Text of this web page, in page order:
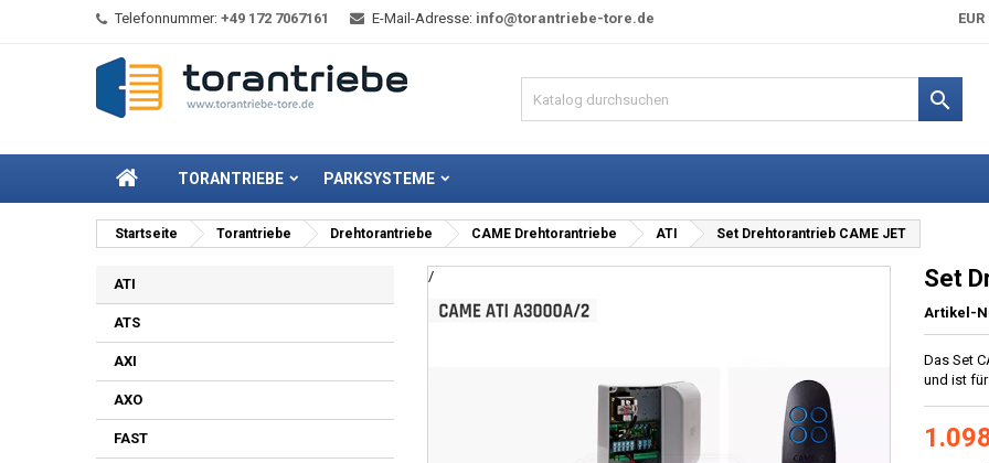
Telefonnummer: +49 172 7067161 E-Mail-Adresse: info@torantriebe-tore.de EUR

TORANTRIEBE PARKSYSTEME
Startseite Torantriebe Drehtorantriebe CAME Drehtorantriebe ATI Set Drehtorantrieb CAME JET
ATI
ATS
AXI
AXO
FAST
/ Set
Artikel-
Das Set
und ist